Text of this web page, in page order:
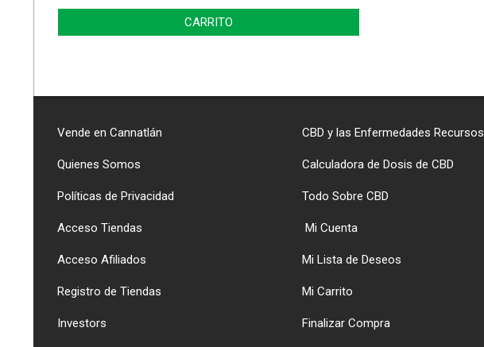
CARRITO
Vende en Cannatlán
Quienes Somos
Políticas de Privacidad
Acceso Tiendas
Acceso Afiliados
Registro de Tiendas
Investors
CBD y las Enfermedades Recursos
Calculadora de Dosis de CBD
Todo Sobre CBD
Mi Cuenta
Mi Lista de Deseos
Mi Carrito
Finalizar Compra